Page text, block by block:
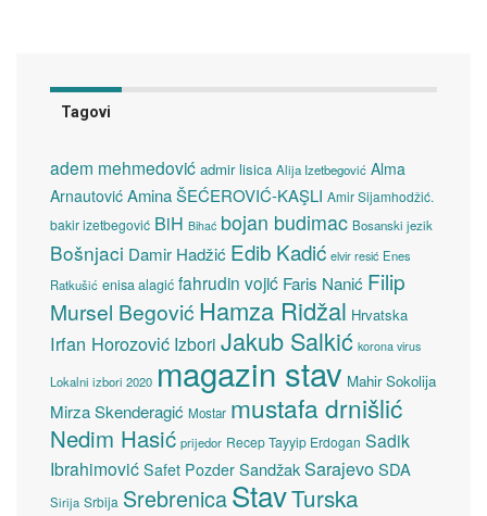
Tagovi
adem mehmedović admir lisica Alija Izetbegović Alma
Arnautović Amina ŠEĆEROVIĆ-KAŞLI Amir Sijamhodžić.
bakir izetbegović BiH Bihać bojan budimac Bosanski jezik
Bošnjaci Damir Hadžić Edib Kadić elvir resić Enes
Ratkušić enisa alagić fahrudin vojić Faris Nanić Filip
Mursel Begović Hamza Ridžal Hrvatska
Irfan Horozović Izbori Jakub Salkić korona virus
Lokalni izbori 2020 magazin stav Mahir Sokolija
Mirza Skenderagić Mostar mustafa drnišlić
Nedim Hasić prijedor Recep Tayyip Erdogan Sadik
Ibrahimović Safet Pozder SandžakSarajevoSDA
Sirija Srbija SrebrenicaStavTurska